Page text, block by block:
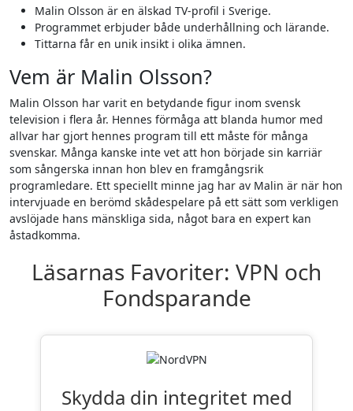
Malin Olsson är en älskad TV-profil i Sverige.
Programmet erbjuder både underhållning och lärande.
Tittarna får en unik insikt i olika ämnen.
Vem är Malin Olsson?
Malin Olsson har varit en betydande figur inom svensk
television i flera år. Hennes förmåga att blanda humor med
allvar har gjort hennes program till ett måste för många
svenskar. Många kanske inte vet att hon började sin karriär
som sångerska innan hon blev en framgångsrik
programledare. Ett speciellt minne jag har av Malin är när hon
intervjuade en berömd skådespelare på ett sätt som verkligen
avslöjade hans mänskliga sida, något bara en expert kan
åstadkomma.
Läsarnas Favoriter: VPN och
Fondsparande
Skydda din integritet med